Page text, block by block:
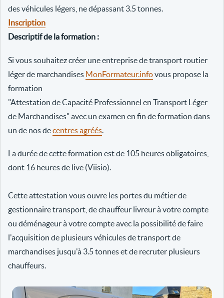
des véhicules légers, ne dépassant 3.5 tonnes.
Inscription
Descriptif de la formation :
Si vous souhaitez créer une entreprise de transport routier
léger de marchandises MonFormateur.infovous propose la
formation
"Attestation de Capacité Professionnel en Transport Léger
de Marchandises" avec un examen en fin de formation dans
un de nos decentres agréés
La durée de cette formation est de 105 heures obligatoires,
dont 16 heures de live (Viisio).
Cette attestation vous ouvre les portes du métier de
gestionnaire transport, de chauffeur livreur à votre compte
ou déménageur à votre compte avec la possibilité de faire
l'acquisition de plusieurs véhicules de transport de
marchandises jusqu'à 3.5 tonnes et de recruter plusieurs
chauffeurs.